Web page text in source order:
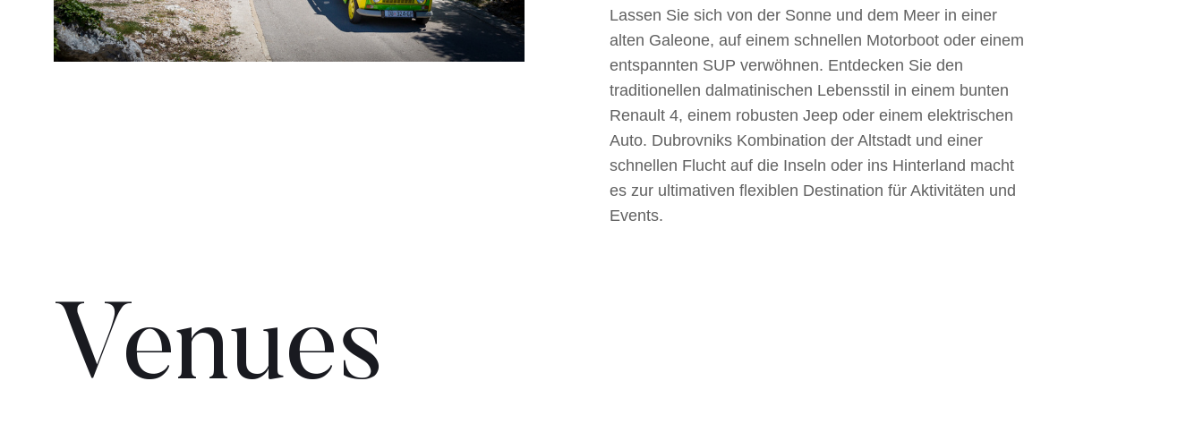
Lassen Sie sich von der Sonne und dem Meer in einer
alten Galeone, auf einem schnellen Motorboot oder einem
entspannten SUP verwöhnen. Entdecken Sie den
traditionellen dalmatinischen Lebensstil in einem bunten
Renault 4, einem robusten Jeep oder einem elektrischen
Auto. Dubrovniks Kombination der Altstadt und einer
schnellen Flucht auf die Inseln oder ins Hinterland macht
es zur ultimativen flexiblen Destination für Aktivitäten und
Events.
Venues